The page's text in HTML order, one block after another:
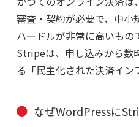
審査・契約が必要で、中小
ハードルが非常に高いも
Stripeは、申し込みから数
る「民主化された決済イン
なぜWordPressに